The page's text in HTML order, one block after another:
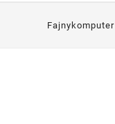
Fajnykomputer